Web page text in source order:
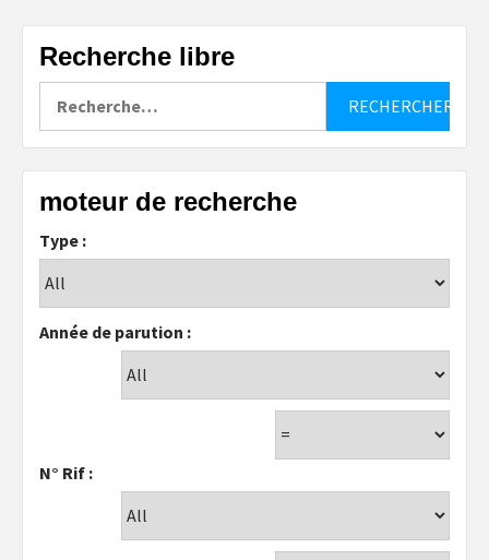
Recherche libre
moteur de recherche
Type :
Année de parution :
N° Rif :